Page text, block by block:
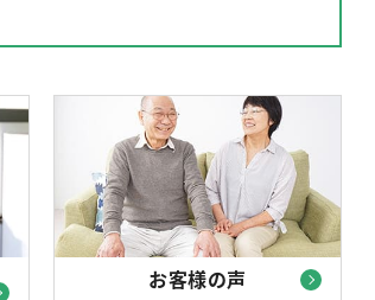
お客様の声